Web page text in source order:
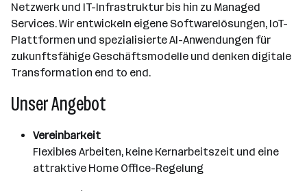
Netzwerk und IT-Infrastruktur bis hin zu Managed
Services. Wir entwickeln eigene Softwarelösungen, IoT-
Plattformen und spezialisierte AI-Anwendungen für
zukunftsfähige Geschäftsmodelle und denken digitale
Transformation end to end.
Unser Angebot
Vereinbarkeit
Flexibles Arbeiten, keine Kernarbeitszeit und eine
attraktive Home Office-Regelung